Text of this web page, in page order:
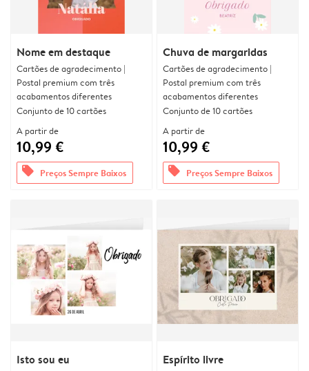
Nome em destaque
Cartões de agradecimento |
Postal premium com três
acabamentos diferentes
Conjunto de 10 cartões
A partir de
10,99 €
offers Preços Sempre Baixos
Chuva de margaridas
Cartões de agradecimento |
Postal premium com três
acabamentos diferentes
Conjunto de 10 cartões
A partir de
10,99 €
offers Preços Sempre Baixos
Isto sou eu Espírito livre